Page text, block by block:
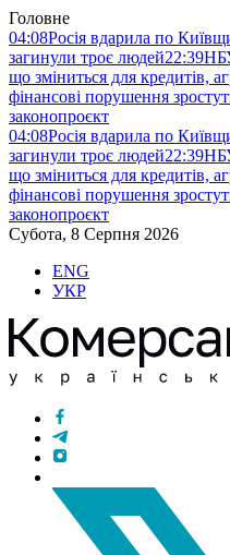
Головне
04:08Росія вдарила по
загинули троє людей22:39
що зміниться для кредитів,
фінансові порушення
законопроєкт
04:08Росія вдарила по
загинули троє людей22:39
що зміниться для кредитів,
фінансові порушення
законопроєкт
Субота, 8 Серпня 2026
ENG
УКР